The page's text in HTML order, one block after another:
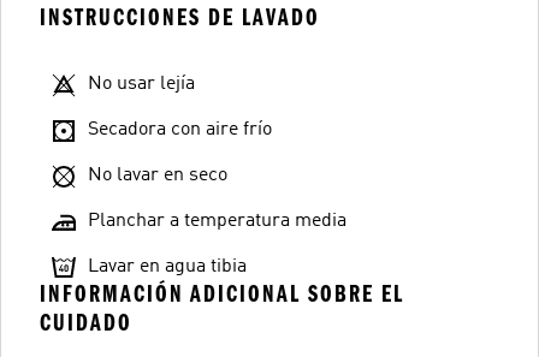
INSTRUCCIONES DE LAVADO
No usar lejía
Secadora con aire frío
No lavar en seco
Planchar a temperatura media
Lavar en agua tibia
INFORMACIÓN ADICIONAL SOBRE EL
CUIDADO